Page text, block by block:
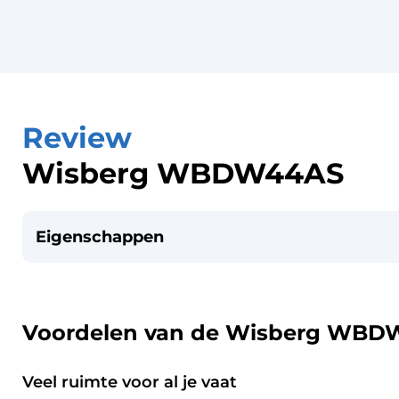
Review
Wisberg WBDW44AS
Eigenschappen
Voordelen van de Wisberg
Veel ruimte voor al je vaat